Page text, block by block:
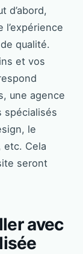
d’abord,
l’expérience
qualité.
et vos
une agence
spécialisés
le
etc. Cela
seront
avec